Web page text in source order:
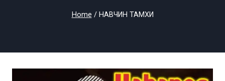
Home / НАВЧИН ТАМХИ